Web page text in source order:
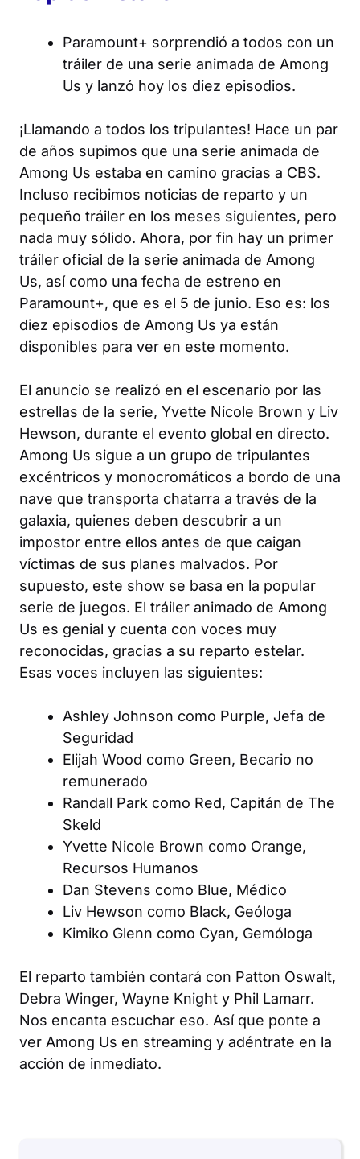
Paramount+ sorprendió a todos con un
tráiler de una serie animada de Among
Us y lanzó hoy los diez episodios.
¡Llamando a todos los tripulantes! Hace un par
de años supimos que una serie animada de
Among Us estaba en camino gracias a CBS.
Incluso recibimos noticias de reparto y un
pequeño tráiler en los meses siguientes, pero
nada muy sólido. Ahora, por fin hay un primer
tráiler oficial de la serie animada de Among
Us, así como una fecha de estreno en
Paramount+, que es el 5 de junio. Eso es: los
diez episodios de Among Us ya están
disponibles para ver en este momento.
El anuncio se realizó en el escenario por las
estrellas de la serie, Yvette Nicole Brown y Liv
Hewson, durante el evento global en directo.
Among Us sigue a un grupo de tripulantes
excéntricos y monocromáticos a bordo de una
nave que transporta chatarra a través de la
galaxia, quienes deben descubrir a un
impostor entre ellos antes de que caigan
víctimas de sus planes malvados. Por
supuesto, este show se basa en la popular
serie de juegos. El tráiler animado de Among
Us es genial y cuenta con voces muy
reconocidas, gracias a su reparto estelar.
Esas voces incluyen las siguientes:
Ashley Johnson como Purple, Jefa de
Seguridad
Elijah Wood como Green, Becario no
remunerado
Randall Park como Red, Capitán de The
Skeld
Yvette Nicole Brown como Orange,
Recursos Humanos
Dan Stevens como Blue, Médico
Liv Hewson como Black, Geóloga
Kimiko Glenn como Cyan, Gemóloga
El reparto también contará con Patton Oswalt,
Debra Winger, Wayne Knight y Phil Lamarr.
Nos encanta escuchar eso. Así que ponte a
ver Among Us en streaming y adéntrate en la
acción de inmediato.